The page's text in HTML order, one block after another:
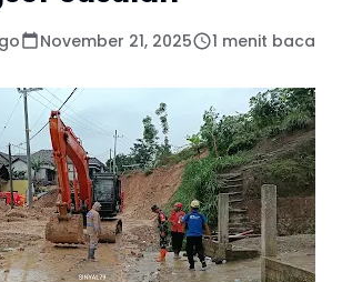
November 21, 2025 1 menit baca